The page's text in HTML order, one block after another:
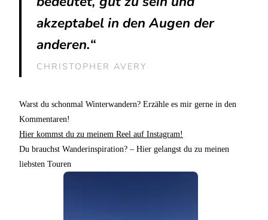
akzeptabel in den Augen der
anderen.“
CHRISTOPHER AVERY
Warst du schonmal Winterwandern? Erzähle es mir gerne in den
Kommentaren!
Hier kommst du zu meinem Reel auf Instagram!
Du brauchst Wanderinspiration? – Hier gelangst du zu meinen
liebsten Touren